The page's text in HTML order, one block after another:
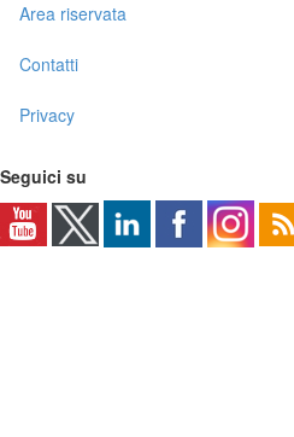
Area riservata
Contatti
Privacy
Seguici su